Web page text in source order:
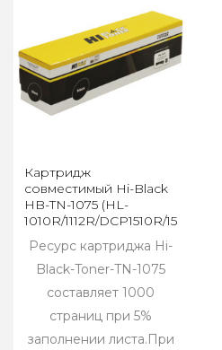
Картридж
совместимый Hi-Black
HB-TN-1075 (HL-
1010R/1112R/DCP1510R/1512/
1K
Ресурс картриджа Hi-
Black-Toner-TN-1075
составляет 1000
страниц при 5%
заполнении листа.При